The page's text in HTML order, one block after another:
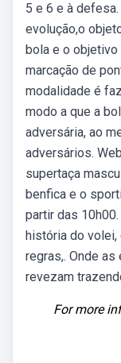
5 e 6 e à
evolução,o
bola e o
marcação de
modalidade é
modo a que a
adversária, ao
adversários.
supertaça
benfica e o
partir das
história do
regras,. Onde
revezam
For more